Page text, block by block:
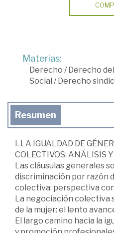
Materias:
Derecho /Derecho
Social /Derecho
Resumen
I. LA IGUALDAD DE
COLECTIVOS: ANÁLISIS
Las cláusulas generales
discriminación por razón
colectiva: perspectiva
La negociación colectiva
de la mujer: el lento
El largo camino hacia la